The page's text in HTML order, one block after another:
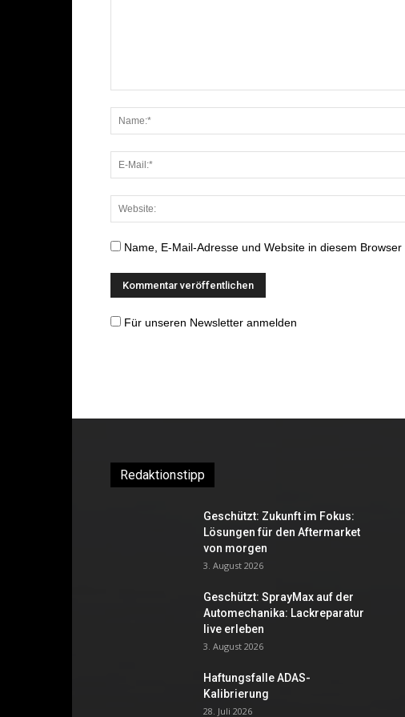
Name, E-Mail-Adresse und Website in diesem
Für unseren Newsletter anmelden
Redaktionstipp
Geschützt: Zukunft im Fokus:
Lösungen für den Aftermarket
von morgen
3. August 2026
Geschützt: SprayMax auf der
Automechanika: Lackreparatur
live erleben
3. August 2026
Haftungsfalle ADAS-
Kalibrierung
28. Juli 2026